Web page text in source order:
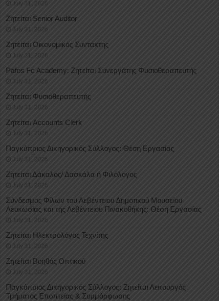
July 31, 2026
Ζητείται Senior Auditor
July 31, 2026
Ζητείται Οικονομικός Συντάκτης
July 31, 2026
Pafos Fc Academy: Ζητείται Συνεργάτης Φυσιοθεραπευτής
July 31, 2026
Ζητείται Φυσιοθεραπευτής
July 31, 2026
Ζητείται Accounts Clerk
July 31, 2026
Παγκύπριος Δικηγορικός Σύλλογος: Θέση Εργασίας
July 31, 2026
Ζητείται Δάκαλος/ Δασκάλα ή Φιλόλογος
July 31, 2026
Σύνδεσμος Φίλων του Λεβέντειου Δημοτικού Μουσείου
Λευκωσίας και της Λεβέντειου Πινακοθήκης: Θέση Εργασίας
July 31, 2026
Ζητείται Ηλεκτρολόγος Τεχνίτης
July 31, 2026
Ζητείται Βοηθός Οπτικού
July 31, 2026
Παγκύπριος Δικηγορικός Σύλλογος: Ζητείται Λειτουργός
Τμήματος Εποπτείας & Συμμόρφωσης